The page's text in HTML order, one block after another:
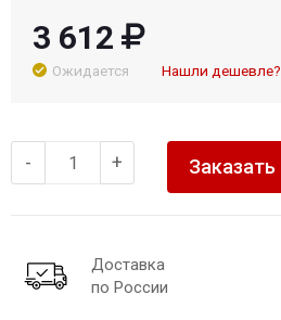
3 612
Ожидается Нашли дешевле?
- + Заказать
Доставка
по России